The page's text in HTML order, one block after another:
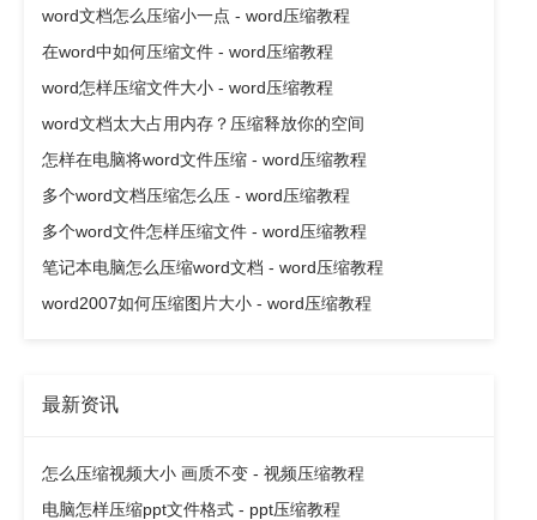
word文档怎么压缩小一点 - word压缩教程
在word中如何压缩文件 - word压缩教程
word怎样压缩文件大小 - word压缩教程
word文档太大占用内存？压缩释放你的空间
怎样在电脑将word文件压缩 - word压缩教程
多个word文档压缩怎么压 - word压缩教程
多个word文件怎样压缩文件 - word压缩教程
笔记本电脑怎么压缩word文档 - word压缩教程
word2007如何压缩图片大小 - word压缩教程
最新资讯
怎么压缩视频大小 画质不变 - 视频压缩教程
电脑怎样压缩ppt文件格式 - ppt压缩教程